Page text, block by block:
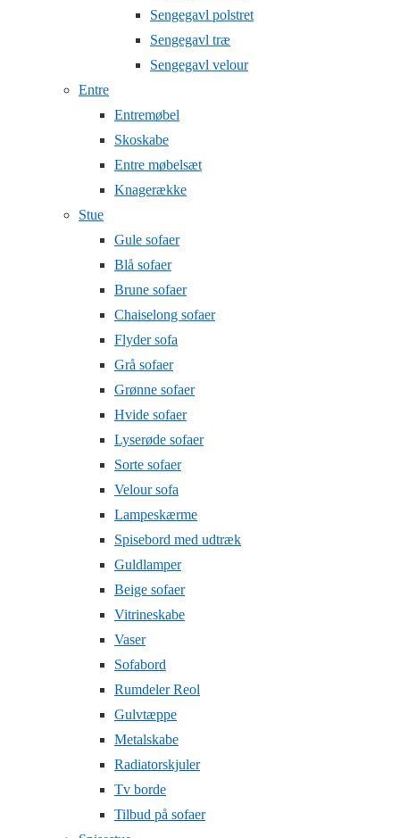
Sengegavl polstret
Sengegavl træ
Sengegavl velour
Entre
Entremøbel
Skoskabe
Entre møbelsæt
Knagerække
Stue
Gule sofaer
Blå sofaer
Brune sofaer
Chaiselong sofaer
Flyder sofa
Grå sofaer
Grønne sofaer
Hvide sofaer
Lyserøde sofaer
Sorte sofaer
Velour sofa
Lampeskærme
Spisebord med udtræk
Guldlamper
Beige sofaer
Vitrineskabe
Vaser
Sofabord
Rumdeler Reol
Gulvtæppe
Metalskabe
Radiatorskjuler
Tv borde
Tilbud på sofaer